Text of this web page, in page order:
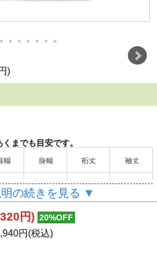
)
までも目安です。
の続きを見る ▼
円) 20%OFF
円(税込)